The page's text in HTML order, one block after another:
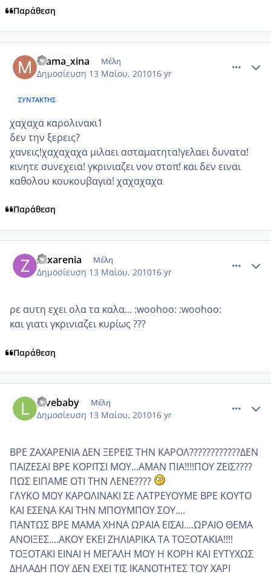
Παράθεση
mama_xina Μέλη
Δημοσίευση 13 Μαίου, 201016 yr
ΣΥΝΤΆΚΤΗΣ
χαχαχα καρολινακι1
δεν την ξερεις?
χανεις!χαχαχαχα μιλαει ασταματητα!γελαει δυνατα!
κινητε συνεχεια! γκρινιαζει νον στοπ! και δεν ειναι
καθολου κουκουβαγια! χαχαχαχα
Παράθεση
zaxarenia Μέλη
Δημοσίευση 13 Μαίου, 201016 yr
ρε αυτη εχει ολα τα καλα... :woohoo: :woohoo:
και γιατι γκρινιαζει κυρίως ???
Παράθεση
lovebaby Μέλη
Δημοσίευση 13 Μαίου, 201016 yr
ΒΡΕ ΖΑΧΑΡΕΝΙΑ ΔΕΝ ΞΕΡΕΙΣ ΤΗΝ ΚΑΡΟΛ????????????ΔΕΝ
ΠΑΙΖΕΣΑΙ ΒΡΕ ΚΟΡΙΤΣΙ ΜΟΥ...ΑΜΑΝ ΠΙΑ!!!!ΠΟΥ ΖΕΙΣ????
ΠΩΣ ΕΙΠΑΜΕ ΟΤΙ ΤΗΝ ΛΕΝΕ????
ΓΛΥΚΟ ΜΟΥ ΚΑΡΟΛΙΝΑΚΙ ΣΕ ΛΑΤΡΕΥΟΥΜΕ ΒΡΕ ΚΟΥΤΟ
ΚΑΙ ΕΣΕΝΑ ΚΑΙ ΤΗΝ ΜΠΟΥΜΠΟΥ ΣΟΥ....
ΠΑΝΤΩΣ ΒΡΕ ΜΑΜΑ ΧΗΝΑ ΩΡΑΙΑ ΕΙΣΑΙ....ΩΡΑΙΟ ΘΕΜΑ
ΑΝΟΙΞΕΣ....ΑΚΟΥ ΕΚΕΙ ΖΗΛΙΑΡΙΚΑ ΤΑ ΤΟΞΟΤΑΚΙΑ!!!!
ΤΟΞΟΤΑΚΙ ΕΙΝΑΙ Η ΜΕΓΑΛΗ ΜΟΥ Η ΚΟΡΗ ΚΑΙ ΕΥΤΥΧΩΣ
ΔΗΛΑΔΗ ΠΟΥ ΔΕΝ ΕΧΕΙ ΤΙΣ ΙΚΑΝΟΤΗΤΕΣ ΤΟΥ ΧΑΡΙ